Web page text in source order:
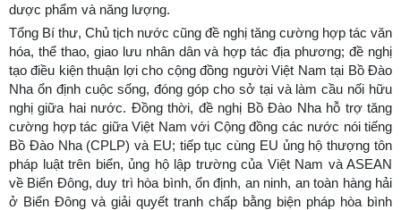
dược phẩm và năng lượng.
Tổng Bí thư, Chủ tịch nước cũng đề nghị tăng cường hợp tác văn
hóa, thể thao, giao lưu nhân dân và hợp tác địa phương; đề nghị
tạo điều kiện thuận lợi cho cộng đồng người Việt Nam tại Bồ Đào
Nha ổn định cuộc sống, đóng góp cho sở tại và làm cầu nối hữu
nghị giữa hai nước. Đồng thời, đề nghị Bồ Đào Nha hỗ trợ tăng
cường hợp tác giữa Việt Nam với Cộng đồng các nước nói tiếng
Bồ Đào Nha (CPLP) và EU; tiếp tục cùng EU ủng hộ thượng tôn
pháp luật trên biển, ủng hộ lập trường của Việt Nam và ASEAN
về Biển Đông, duy trì hòa bình, ổn định, an ninh, an toàn hàng hải
ở Biển Đông và giải quyết tranh chấp bằng biện pháp hòa bình